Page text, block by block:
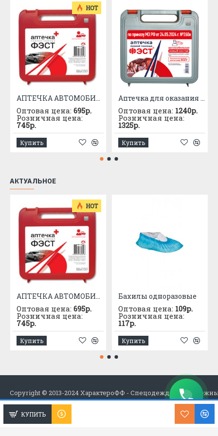
КУПИТЬ
HOT
АПТЕЧКА АВТОМОБИЛЬНАЯ приказ №1080
Оптовая цена: 695р.
Розничная цена:
745р.
Купить
Аптечка для оказания первой помощи с применением медицинских изделий пострадавшим в дорожно-транспортных происшествиях (автомобильная) – «ФЭСТ»
Оптовая цена: 1240р.
Розничная цена:
1325р.
Купить
АКТУАЛЬНОЕ
HOT
АПТЕЧКА АВТОМОБИЛЬНАЯ приказ №1080
Оптовая цена: 695р.
Розничная цена:
745р.
Купить
Бахилы одноразовые
Оптовая цена: 109р.
Розничная цена:
117р.
Купить
Copyright © 2013-2024 ХарактероФФ - Спецодежда в